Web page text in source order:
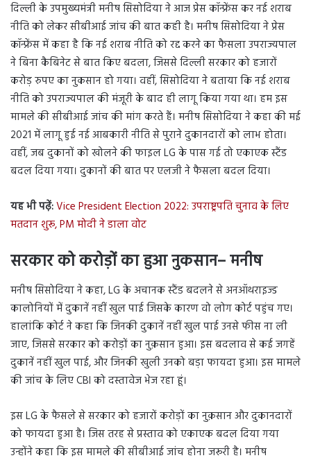
दिल्ली के उपमुख्यमंत्री मनीष सिसोदिया ने आज प्रेस कॉन्फ्रेंस कर नई शराब
नीति को लेकर सीबीआई जांच की बात कही है। मनीष सिसोदिया ने प्रेस
कॉन्फ्रेंस में कहा है कि नई शराब नीति को रद्द करने का फैसला उपराज्यपाल
ने बिना कैबिनेट से बात किए बदला, जिससे दिल्ली सरकार को हजारों
करोड़ रुपए का नुकसान हो गया। वहीं, सिसोदिया ने बताया कि नई शराब
नीति को उपराज्यपाल की मंजूरी के बाद ही लागू किया गया था। हम इस
मामले की सीबीआई जांच की मांग करते हैं। मनीष सिसोदिया ने कहा की मई
2021 में लागू हुई नई आबकारी नीति से पुराने दुकानदारों को लाभ होता।
वहीं, जब दुकानों को खोलने की फाइल LG के पास गई तो एकाएक स्टैंड
बदल दिया गया। दुकानों की बात पर एलजी ने फैसला बदल दिया।
यह भी पढ़ें:Vice President Election 2022: उपराष्ट्रपति चुनाव के लिए
मतदान शुरू, PM मोदी ने डाला वोट
सरकार को करोड़ों का हुआ नुकसान– मनीष
मनीष सिसोदिया ने कहा, LG के अचानक स्टैंड बदलने से अनऑथराइज्ड
कालोनियों में दुकानें नहीं खुल पाई जिसके कारण वो लोग कोर्ट पहुंच गए।
हालांकि कोर्ट ने कहा कि जिनकी दुकानें नहीं खुल पाई उनसे फीस ना ली
जाए, जिससे सरकार को करोड़ों का नुक़सान हुआ। इस बदलाव से कई जगहें
दुकानें नहीं खुल पाई, और जिनकी खुली उनको बड़ा फायदा हुआ। इस मामले
की जांच के लिए CBI को दस्तावेज भेज रहा हूं।
इस LG के फैसले से सरकार को हजारों करोड़ों का नुक़सान और दुकानदारों
को फायदा हुआ है। जिस तरह से प्रस्ताव को एकाएक बदल दिया गया
उन्होंने कहा कि इस मामले की सीबीआई जांच होना जरूरी है। मनीष